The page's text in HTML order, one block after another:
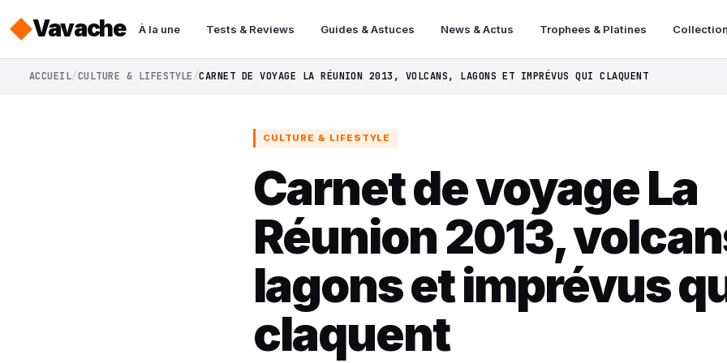
Vavache À la une Tests & Reviews Guides & Astuces News & Actus Trophees & Platines
ACCUEIL CULTURE & LIFESTYLE CARNET DE VOYAGE LA RÉUNION 2013, VOLCANS, LAGONS ET IMPRÉVUS QUI CLAQUENT
CULTURE & LIFESTYLE
Carnet de voyage La
Réunion 2013,
lagons et imprévus
claquent